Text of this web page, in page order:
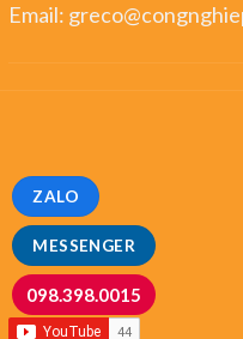
MESSENGER
ZALO
098.398.0015
Email: